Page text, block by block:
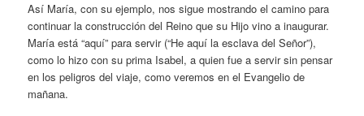
Así María, con su ejemplo, nos sigue mostrando el camino para
continuar la construcción del Reino que su Hijo vino a inaugurar.
María está “aquí” para servir (“He aquí la esclava del Señor”),
como lo hizo con su prima Isabel, a quien fue a servir sin pensar
en los peligros del viaje, como veremos en el Evangelio de
mañana.